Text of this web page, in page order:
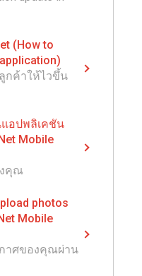
(How to
กค้าให้ไวขึ้น
แอปพลิเคชัน
Mobile
คุณ
photos
Mobile
าศของคุณผ่าน